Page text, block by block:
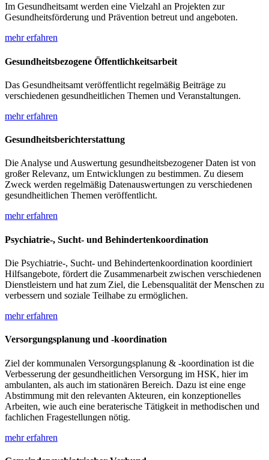
Im Gesundheitsamt werden eine Vielzahl an Projekten zur
Gesundheitsförderung und Prävention betreut und angeboten.
mehr erfahren
Gesundheitsbezogene Öffentlichkeitsarbeit
Das Gesundheitsamt veröffentlicht regelmäßig Beiträge zu
verschiedenen gesundheitlichen Themen und Veranstaltungen.
mehr erfahren
Gesundheitsberichterstattung
Die Analyse und Auswertung gesundheitsbezogener Daten ist von
großer Relevanz, um Entwicklungen zu bestimmen. Zu diesem
Zweck werden regelmäßig Datenauswertungen zu verschiedenen
gesundheitlichen Themen veröffentlicht.
mehr erfahren
Psychiatrie-, Sucht- und Behindertenkoordination
Die Psychiatrie-, Sucht- und Behindertenkoordination koordiniert
Hilfsangebote, fördert die Zusammenarbeit zwischen verschiedenen
Dienstleistern und hat zum Ziel, die Lebensqualität der Menschen zu
verbessern und soziale Teilhabe zu ermöglichen.
mehr erfahren
Versorgungsplanung und -koordination
Ziel der kommunalen Versorgungsplanung & -koordination ist die
Verbesserung der gesundheitlichen Versorgung im HSK, hier im
ambulanten, als auch im stationären Bereich. Dazu ist eine enge
Abstimmung mit den relevanten Akteuren, ein konzeptionelles
Arbeiten, wie auch eine beraterische Tätigkeit in methodischen und
fachlichen Fragestellungen nötig.
mehr erfahren